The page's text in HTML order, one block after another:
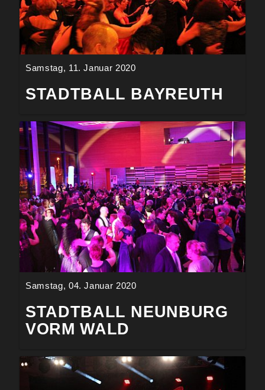
Samstag, 11. Januar 2020
STADTBALL BAYREUTH
Samstag, 04. Januar 2020
STADTBALL NEUNBURG
VORM WALD